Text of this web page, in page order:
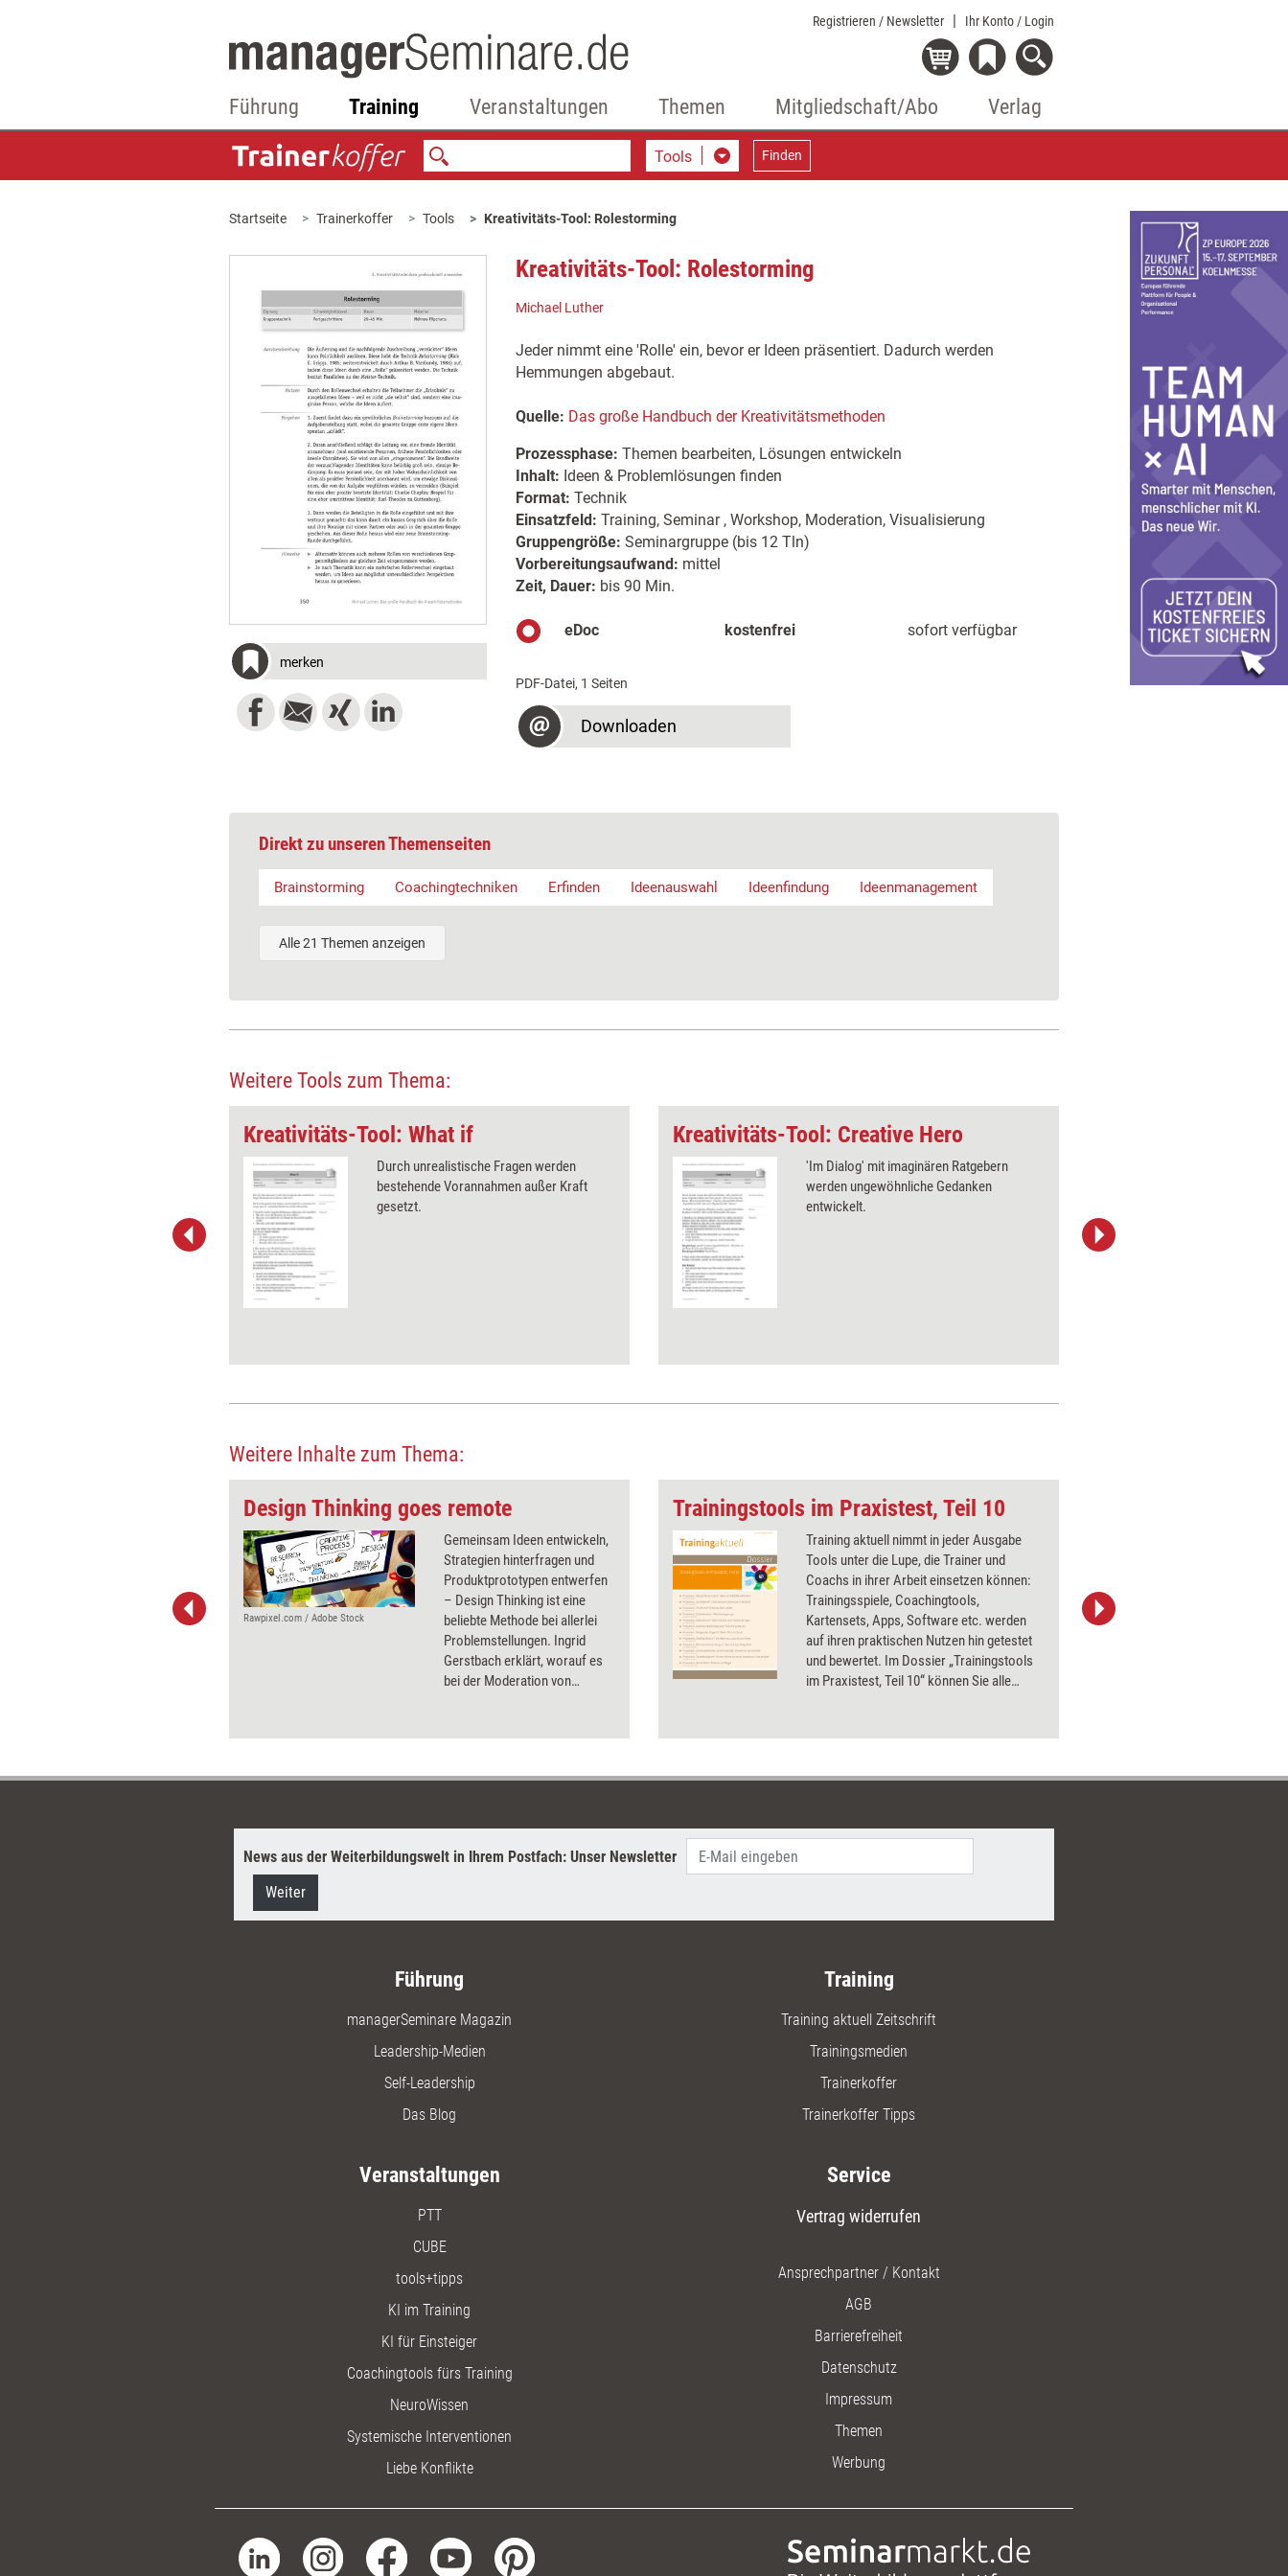
Registrieren / Newsletter Ihr Konto / Login
Führung Training Veranstaltungen Themen Mitgliedschaft/Abo Verlag
Tools Finden
Startseite Trainerkoffer Tools Kreativitäts-Tool: Rolestorming
merken
Kreativitäts-Tool: Rolestorming
Michael Luther
Jeder nimmt eine 'Rolle' ein, bevor er Ideen präsentiert. Dadurch werden
Hemmungen abgebaut.
Quelle: Das große Handbuch der Kreativitätsmethoden
Prozessphase: Themen bearbeiten, Lösungen entwickeln
Inhalt: Ideen & Problemlösungen finden
Format: Technik
Einsatzfeld: Training, Seminar , Workshop, Moderation, Visualisierung
Gruppengröße: Seminargruppe (bis 12 Tln)
Vorbereitungsaufwand: mittel
Zeit, Dauer: bis 90 Min.
eDoc kostenfrei sofort verfügbar
PDF-Datei, 1 Seiten
Downloaden
Direkt zu unseren Themenseiten
Brainstorming Coachingtechniken Erfinden Ideenauswahl Ideenfindung Ideenmanagement
Alle 21 Themen anzeigen
Weitere Tools zum Thema:
Kreativitäts-Tool: What if
Durch unrealistische Fragen werden
bestehende Vorannahmen außer Kraft
gesetzt.
Kreativitäts-Tool: Creative Hero
'Im Dialog' mit imaginären Ratgebern
werden ungewöhnliche Gedanken
entwickelt.
Weitere Inhalte zum Thema:
Lesen dieses Buchs können
Design Thinking goes remote
Rawpixel.com / Adobe Stock
Gemeinsam Ideen entwickeln,
Strategien hinterfragen und
Produktprototypen entwerfen
– Design Thinking ist eine
beliebte Methode bei allerlei
Problemstellungen. Ingrid
Gerstbach erklärt, worauf es
bei der Moderation von
Trainingstools im Praxistest, Teil 10
Training aktuell nimmt in jeder Ausgabe
Tools unter die Lupe, die Trainer und
Coachs in ihrer Arbeit einsetzen können:
Trainingsspiele, Coachingtools,
Kartensets, Apps, Software etc. werden
auf ihren praktischen Nutzen hin getestet
und bewertet. Im Dossier „Trainingstools
im Praxistest, Teil 10“ können Sie alle
News aus der Weiterbildungswelt in Ihrem Postfach: Unser Newsletter
Weiter
Führung
managerSeminare Magazin
Leadership-Medien
Self-Leadership
Das Blog
Training
Training aktuell Zeitschrift
Trainingsmedien
Trainerkoffer
Trainerkoffer Tipps
Veranstaltungen
PTT
CUBE
tools+tipps
KI im Training
KI für Einsteiger
Coachingtools fürs Training
NeuroWissen
Systemische Interventionen
Liebe Konflikte
Service
Vertrag widerrufen
Ansprechpartner / Kontakt
AGB
Barrierefreiheit
Datenschutz
Impressum
Themen
Werbung